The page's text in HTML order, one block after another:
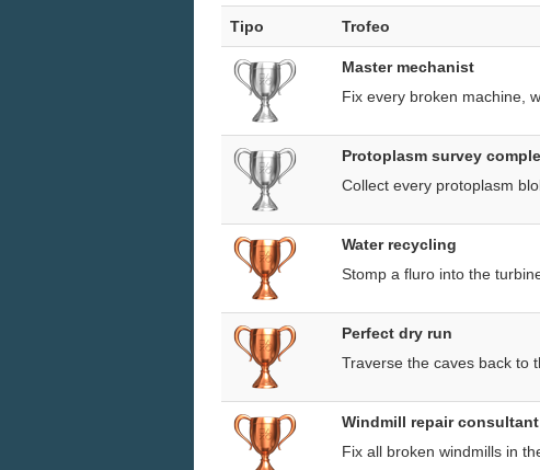
Tipo Trofeo
Master mechanist
Fix every broken machine,
Protoplasm survey
Collect every protoplasm
Water recycling
Stomp a fluro into the
Perfect dry run
Traverse the caves back to
Windmill repair consultant
Fix all broken windmills in